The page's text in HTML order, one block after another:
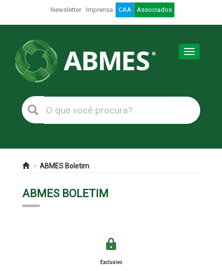
Newsletter Imprensa CAA Associados
Toggle
ABMES Boletim
ABMES BOLETIM
Exclusivo